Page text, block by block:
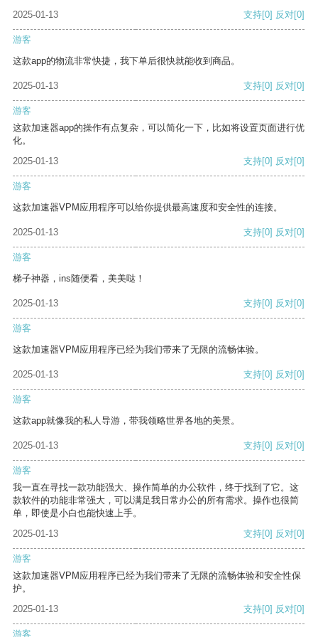
2025-01-13 支持[0] 反对[0]
游客
这款app的物流非常快捷，我下单后很快就能收到商品。
2025-01-13 支持[0] 反对[0]
游客
这款加速器app的操作有点复杂，可以简化一下，比如将设置页面进行优
化。
2025-01-13
支持[0] 反对[0]
游客
这款加速器VPM应用程序可以给你提供最高速度和安全性的连接。
2025-01-13 支持[0] 反对[0]
游客
梯子神器，ins随便看，美美哒！
2025-01-13 支持[0] 反对[0]
游客
这款加速器VPM应用程序已经为我们带来了无限的流畅体验。
2025-01-13 支持[0] 反对[0]
游客
这款app就像我的私人导游，带我领略世界各地的美景。
2025-01-13 支持[0] 反对[0]
游客
我一直在寻找一款功能强大、操作简单的办公软件，终于找到了它。这
款软件的功能非常强大，可以满足我日常办公的所有需求。操作也很简
单，即使是小白也能快速上手。
2025-01-13
支持[0] 反对[0]
游客
这款加速器VPM应用程序已经为我们带来了无限的流畅体验和安全性保
护。
2025-01-13
支持[0] 反对[0]
游客